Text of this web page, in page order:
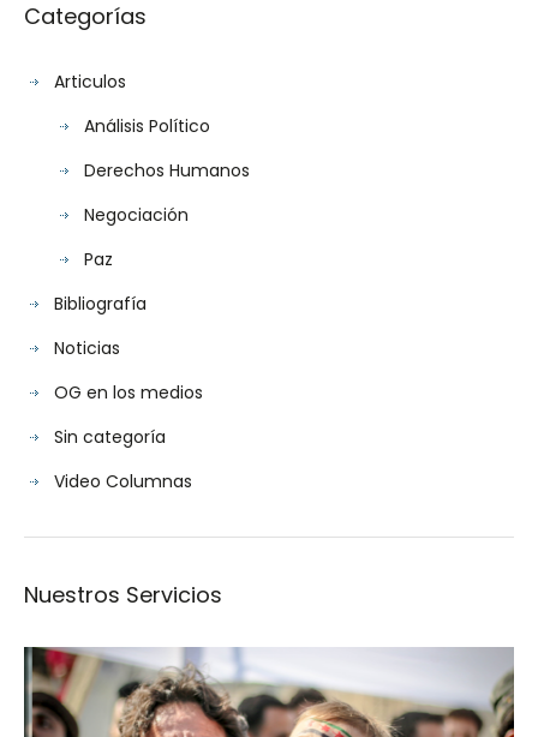
Categorías
Articulos
Análisis Político
Derechos Humanos
Negociación
Paz
Bibliografía
Noticias
OG en los medios
Sin categoría
Video Columnas
Nuestros Servicios